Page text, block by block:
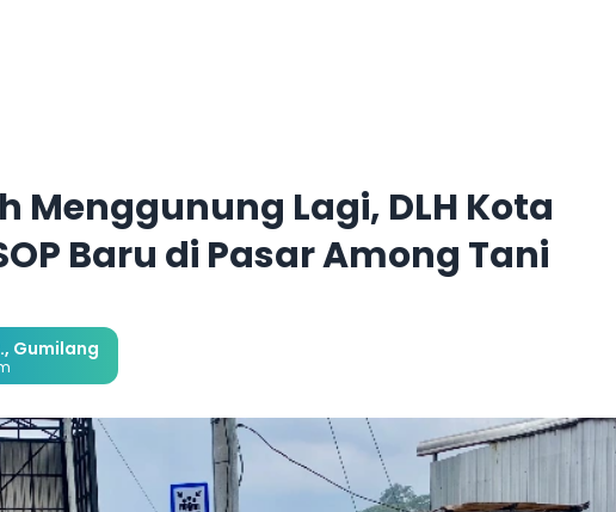
Menggunung Lagi, DLH Kota
Baru di Pasar Among Tani
, Gumilang